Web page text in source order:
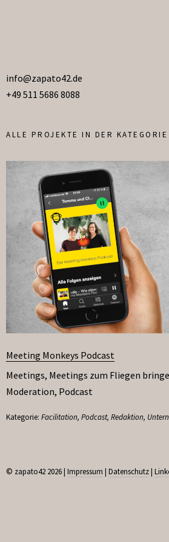
info@zapato42.de
+49 511 5686 8088
ALLE PROJEKTE IN DER KATEGORIE
Meeting Monkeys Podcast
Meetings, Meetings zum Fliegen
Moderation, Podcast
Kategorie: Facilitation, Podcast, Redaktion,
© zapato42 2026 | Impressum | Datenschutz|